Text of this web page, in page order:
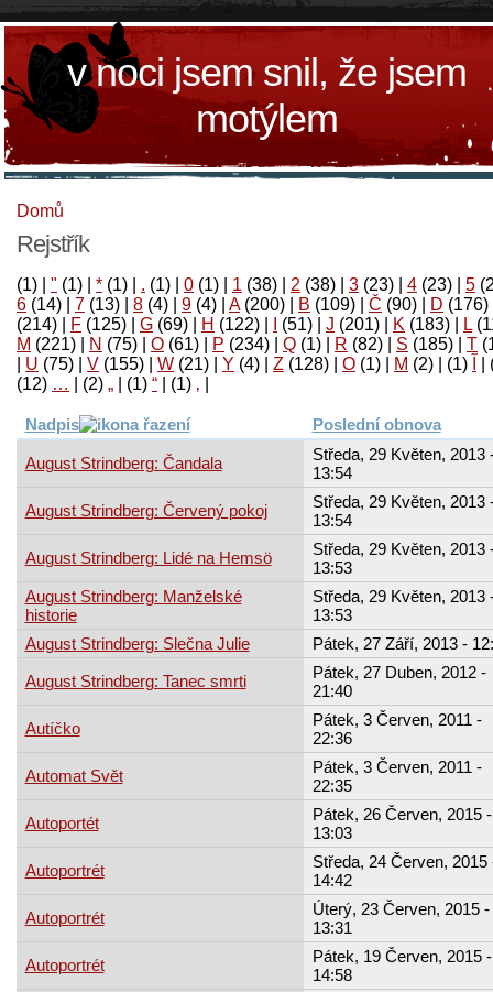
v noci jsem snil, že jsem
motýlem
Domů
Rejstřík
(1) " (1) * (1) . (1) 0 (1) 1 (38) 2 (38) 3 (23) 4 (23) 5
6 (14) 7 (13) 8 (4) 9 (4) A(200) B (109) Č (90) D (176)
(214)
F (125) G (69) H (122) (51) J (201) K (183) L
M (221) N (75) O (61) P (234) Q (1) R (82) S (185) T
U (75) V (155) W (21) Y (4) Z (128) Ο (1) М (2)
(1)
‚
(1)
“
(1)
„
(2)
…
(12)
Nadpis Poslední obnova
August Strindberg: Čandala
Středa, 29 Květen, 2013
13:54
August Strindberg: Červený pokoj
Středa, 29 Květen, 2013
13:54
August Strindberg: Lidé na Hemsö
Středa, 29 Květen, 2013
13:53
August Strindberg: Manželské
historie
Středa, 29 Květen, 2013
13:53
August Strindberg: Slečna Julie
Pátek, 27 Září, 2013 -
August Strindberg: Tanec smrti
Pátek, 27 Duben, 2012 -
21:40
Autíčko
Pátek, 3 Červen, 2011 -
22:36
Automat Svět
Pátek, 3 Červen, 2011 -
22:35
Autoportét
Pátek, 26 Červen, 2015 -
13:03
Autoportrét
Středa, 24 Červen, 2015
14:42
Autoportrét
Úterý, 23 Červen, 2015 -
13:31
Autoportrét
Pátek, 19 Červen, 2015 -
14:58